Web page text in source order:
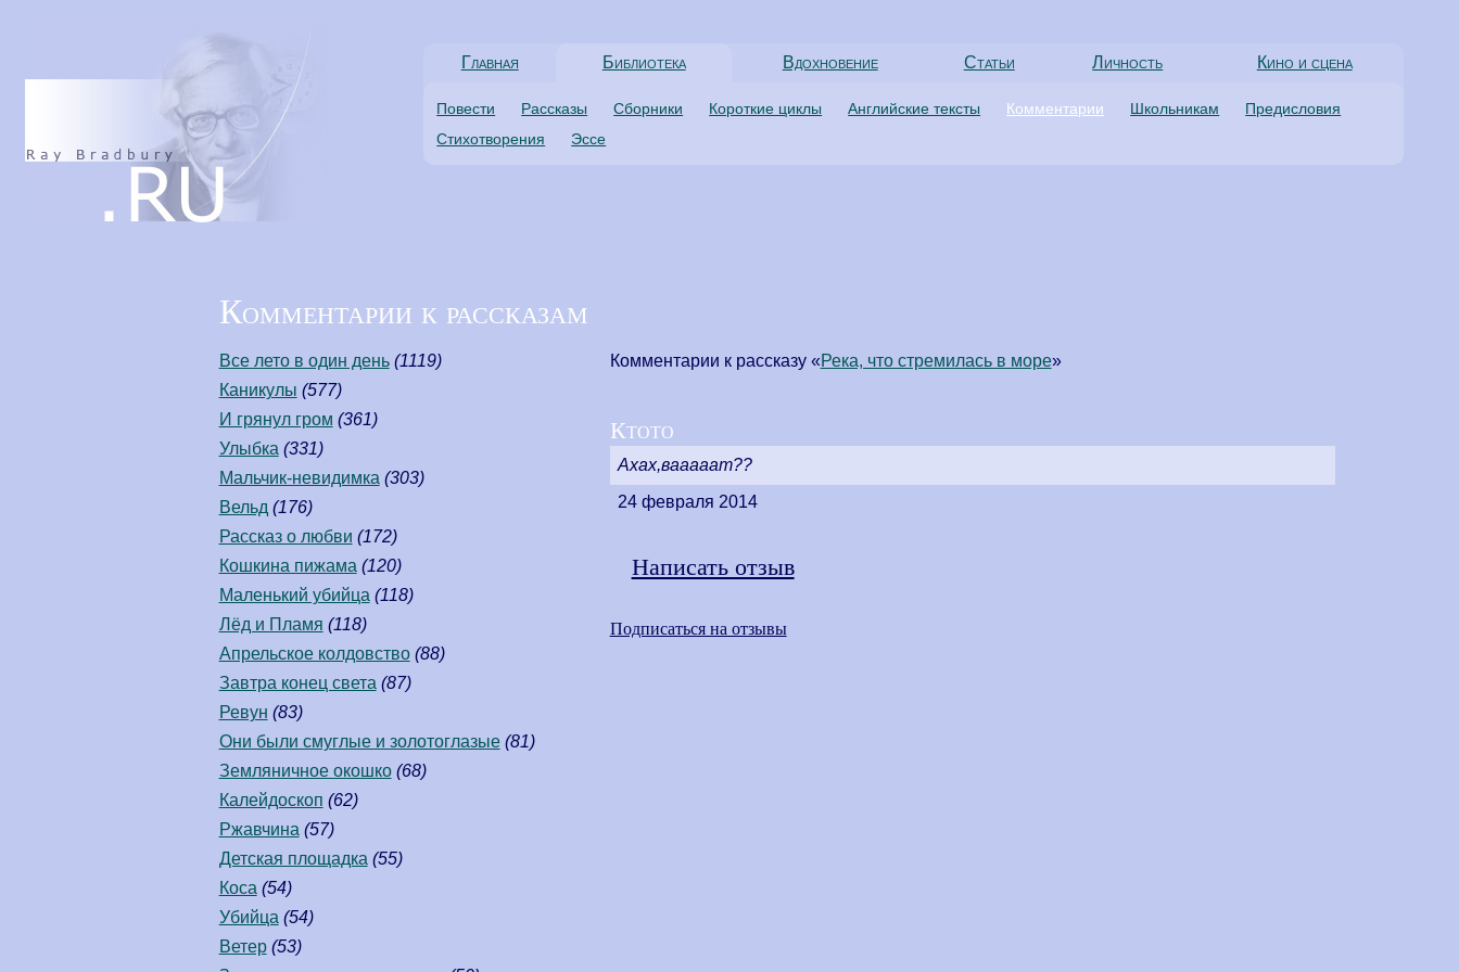
Главная Библиотека Вдохновение Статьи Личность Кино и сцена
Повести Рассказы Сборники Короткие циклы Английские тексты Комментарии Школьникам
Предисловия
Стихотворения
Эссе
Комментарии к рассказам
Все лето в один день (1119)
Каникулы (577)
И грянул гром (361)
Улыбка (331)
Мальчик-невидимка (303)
Вельд (176)
Рассказ о любви (172)
Кошкина пижама (120)
Маленький убийца (118)
Лёд и Пламя (118)
Апрельское колдовство (88)
Завтра конец света (87)
Ревун (83)
Они были смуглые и золотоглазые (81)
Земляничное окошко (68)
Калейдоскоп (62)
Ржавчина (57)
Детская площадка (55)
Коса (54)
Убийца (54)
Ветер (53)
Комментарии к рассказу «Река, что стремилась в море»
Ктото
Ахах,вааааат??
24 февраля 2014
Написать отзыв
Подписаться на отзывы